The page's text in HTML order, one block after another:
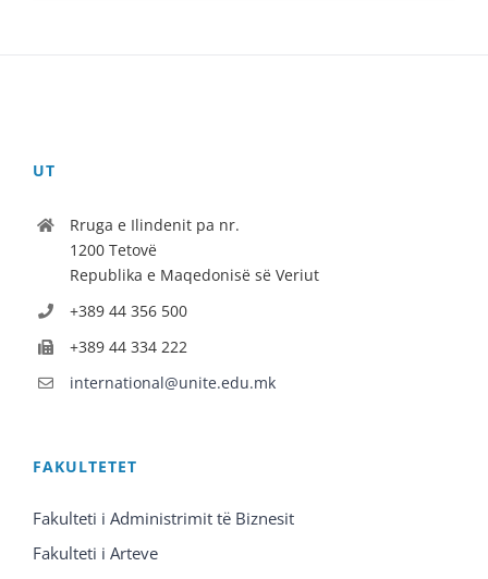
UT
Rruga e Ilindenit pa nr.
1200 Tetovë
Republika e Maqedonisë së Veriut
+389 44 356 500
+389 44 334 222
international@unite.edu.mk
FAKULTETET
Fakulteti i Administrimit të Biznesit
Fakulteti i Arteve